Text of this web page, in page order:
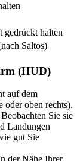
halten
Saltos)
(HUD)
auf dem
oben rechts).
Sie sie
Landungen
gut Sie